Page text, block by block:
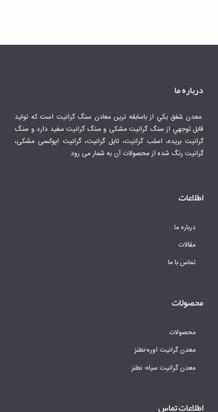
درباره ما
.معدن شفق يكي از باسابقه ترين معادن سنگ گرانيت است كه توليد
قابل توجهي از سنگ گرانیت مشکی و سنگ گرانیت سفید دارد و سنگ
گرانیت بریده، اسلب گرانیت، تایل گرانیت، گرانیت اپوکسی مشکی،
گرانیت رنگ شده از محصولات آن به شمار می رود
اطلاعات
درباره ما
مقالات
تماس با ما
محصولات
محصولات
معدن گرانیت اوره-نطنز
معدن گرانیت سیاه- نطنز
اطلاعات تماس